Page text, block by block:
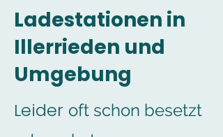
Ladestationen in
Illerrieden und
Umgebung
Leider oft schon besetzt